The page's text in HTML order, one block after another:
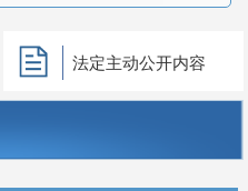
法定主动公开内容